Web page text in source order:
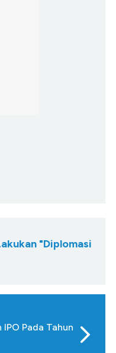
"Diplomasi
Pada Tahun